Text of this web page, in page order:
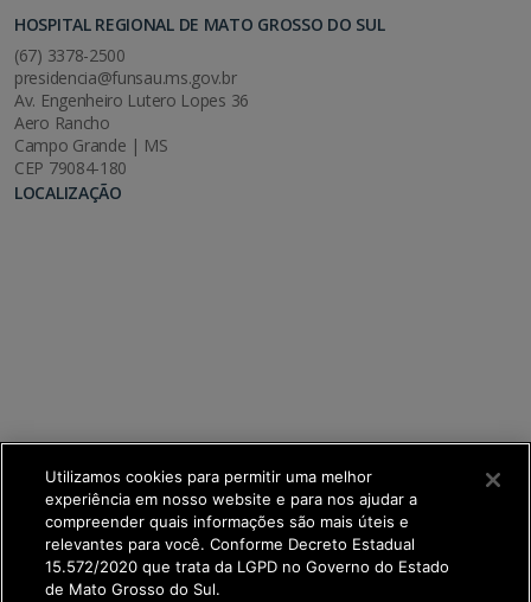
HOSPITAL REGIONAL DE MATO GROSSO DO SUL
(67) 3378-2500
presidencia@funsau.ms.gov.br
Av. Engenheiro Lutero Lopes 36
Aero Rancho
Campo Grande | MS
CEP 79084-180
LOCALIZAÇÃO
Utilizamos cookies para permitir uma melhor
experiência em nosso website e para nos ajudar a
compreender quais informações são mais úteis e
relevantes para você. Conforme Decreto Estadual
15.572/2020 que trata da LGPD no Governo do Estado
de Mato Grosso do Sul.